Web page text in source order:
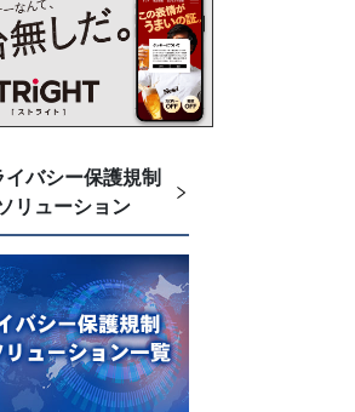
バシー保護規制
リューション